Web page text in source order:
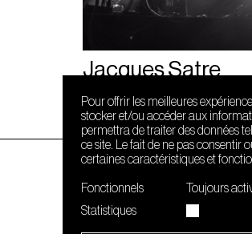
Jacques Satre
Pour offrir les meilleures
stocker et/ou accéder aux
permettra de traiter des données
ce site. Le fait de ne pas consentir
certaines caractéristiques et
Fonctionnels
Toujours
Statistiques